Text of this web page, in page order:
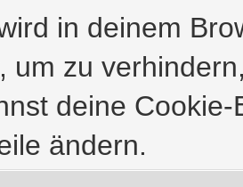
in deinem
um zu
deine
ändern.